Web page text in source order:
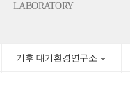
LABORATORY
기후·대기환경연구소